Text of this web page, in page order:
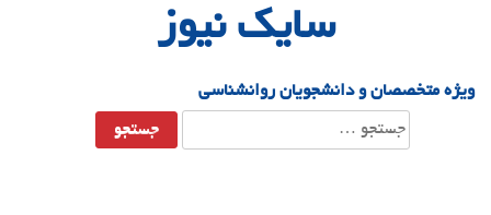
-یلدا؛ نماد تاب‌آوری اجتماعی در روزگار دشوار
سایک نیوز
ویژه متخصصان و دانشجویان روانشناسی
جستجو
برای: